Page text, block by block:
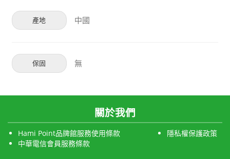
產地 中國
保固 無
關於我們
Hami Point品牌館服務使用條款
隱私權保護政策
中華電信會員服務條款